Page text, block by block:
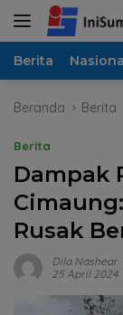
Langsung
Berita
Beranda Berita
Berita
Dampak
Rusak
Dila Nashear
25 April 2024